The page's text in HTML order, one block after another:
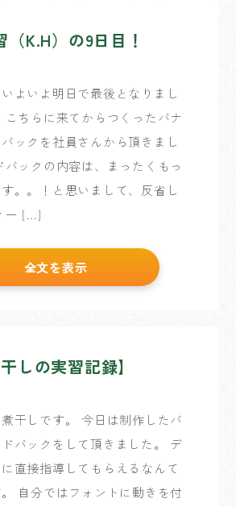
K.H）の9日目！
よいよ明日で最後となりまし
こちらに来てからつくったバナ
ックを社員さんから頂きまし
ックの内容は、まったくもっ
。。！と思いまして、反省し
ー […]
全文を表示
しの実習記録】
干しです。 今日は制作したバ
バックをして頂きました。 デ
直接指導してもらえるなんて
自分ではフォントに動きを付